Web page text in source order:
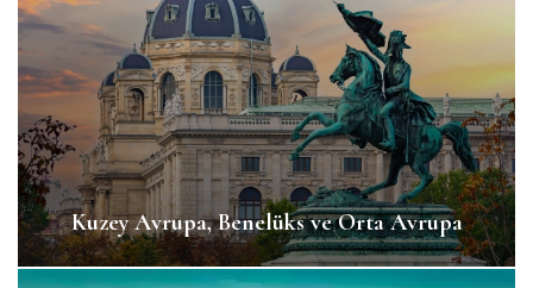
Kuzey Avrupa, Benelüks ve Orta Avrupa